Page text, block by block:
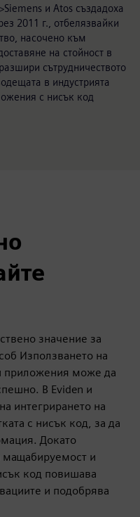
и Atos създадоха
2011 г., отбелязвайки
насочено към
на стойност в
сътрудничеството
в индустрията
с нисък код
значение за
Използването на
приложения може да
В Eviden и
интегрирането на
с нисък код, за да
Докато
мащабируемост и
код повишава
и подобрява